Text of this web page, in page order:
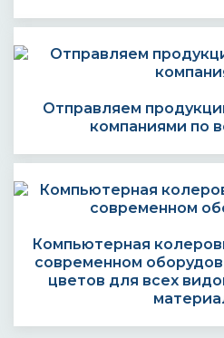
Отправляем
компаниями по
Компьютерная
современном
цветов для всех